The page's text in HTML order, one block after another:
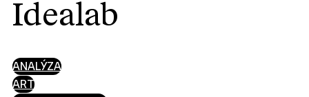
Idealab
ANALÝZA
ART